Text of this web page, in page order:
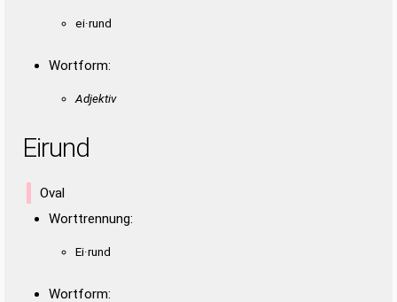
ei·rund
Wortform:
Adjektiv
Eirund
Oval
Worttrennung:
Ei·rund
Wortform: